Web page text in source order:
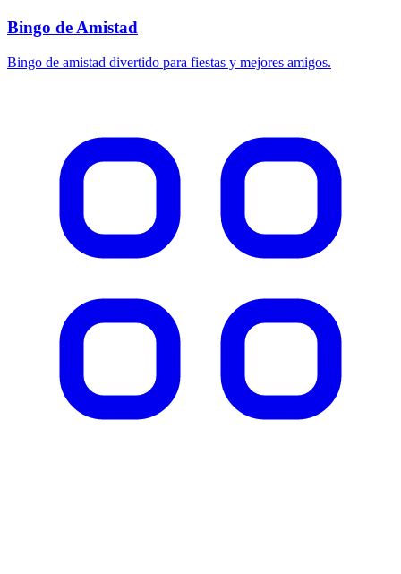
Bingo de Amistad
Bingo de amistad divertido para fiestas y mejores amigos.